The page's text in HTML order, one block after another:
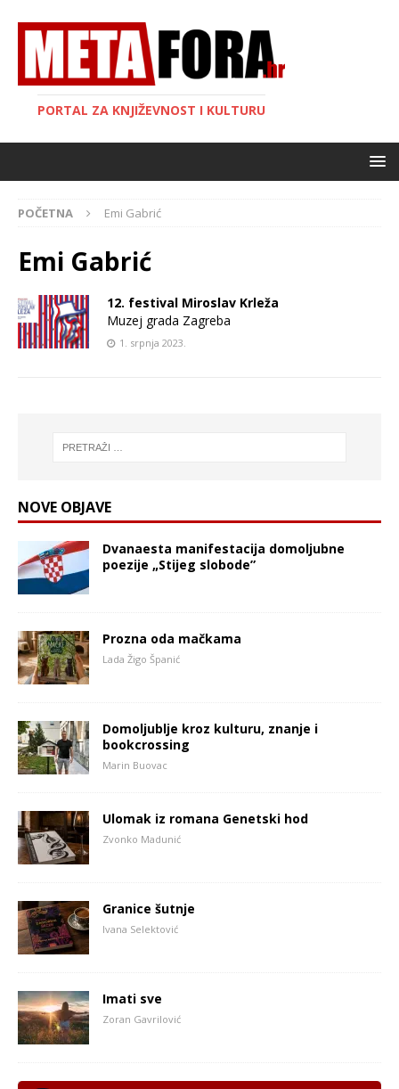
PORTAL ZA KNJIŽEVNOST I KULTURU
POČETNA Emi Gabrić
Emi Gabrić
12. festival Miroslav Krleža
Muzej grada Zagreba
1. srpnja 2023.
NOVE OBJAVE
Dvanaesta manifestacija domoljubne
poezije „Stijeg slobode”
Prozna oda mačkama
Lada Žigo Španić
Domoljublje kroz kulturu, znanje i
bookcrossing
Marin Buovac
Ulomak iz romana Genetski hod
Zvonko Madunić
Granice šutnje
Ivana Selektović
Imati sve
Zoran Gavrilović